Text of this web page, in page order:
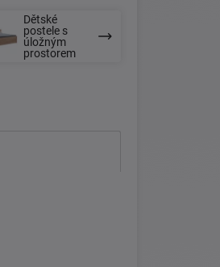
Dětské
postele s
úložným
prostorem